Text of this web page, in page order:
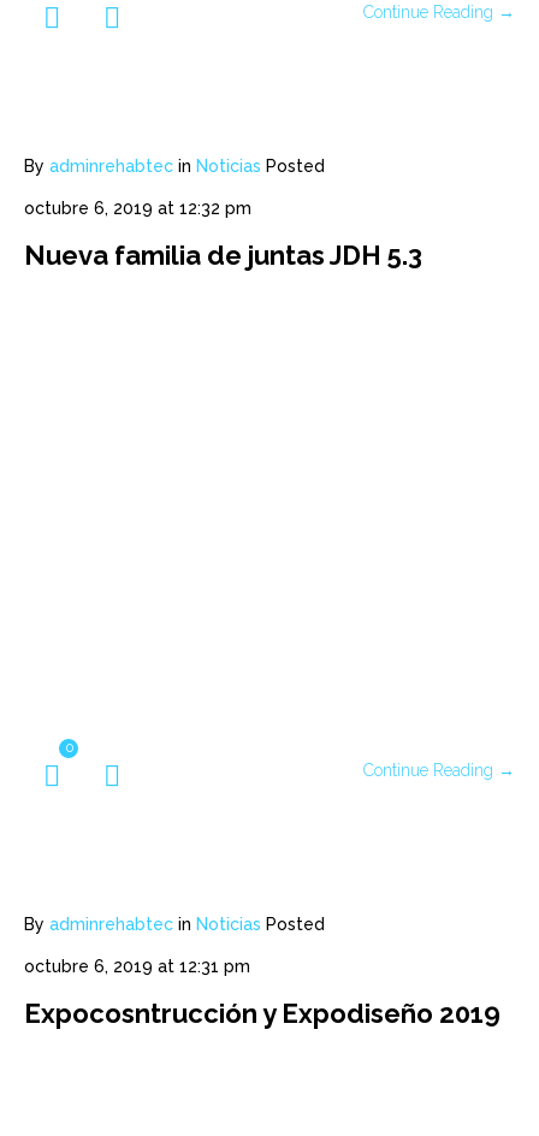
Continue Reading →
By adminrehabtec in Noticias Posted
octubre 6, 2019 at 12:32 pm
Nueva familia de juntas JDH 5.3
0
Continue Reading →
By adminrehabtec in Noticias Posted
octubre 6, 2019 at 12:31 pm
Expocosntrucción y Expodiseño 2019